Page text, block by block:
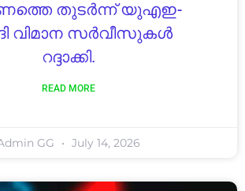
തുടർന്ന് യുഎഇ-
വിമാന സർവീസുകൾ
റദ്ദാക്കി.
READ MORE
GG July 14, 2026